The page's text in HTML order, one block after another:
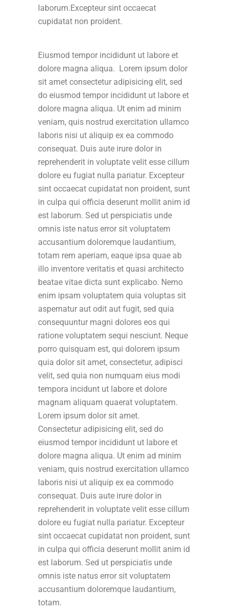
laborum.Excepteur sint occaecat
cupidatat non proident.
Eiusmod tempor incididunt ut labore et
dolore magna aliqua. Lorem ipsum dolor
sit amet consectetur adipisicing elit, sed
do eiusmod tempor incididunt ut labore et
dolore magna aliqua. Ut enim ad minim
veniam, quis nostrud exercitation ullamco
laboris nisi ut aliquip ex ea commodo
consequat. Duis aute irure dolor in
reprehenderit in voluptate velit esse cillum
dolore eu fugiat nulla pariatur. Excepteur
sint occaecat cupidatat non proident, sunt
in culpa qui officia deserunt mollit anim id
est laborum. Sed ut perspiciatis unde
omnis iste natus error sit voluptatem
accusantium doloremque laudantium,
totam rem aperiam, eaque ipsa quae ab
illo inventore veritatis et quasi architecto
beatae vitae dicta sunt explicabo. Nemo
enim ipsam voluptatem quia voluptas sit
aspernatur aut odit aut fugit, sed quia
consequuntur magni dolores eos qui
ratione voluptatem sequi nesciunt. Neque
porro quisquam est, qui dolorem ipsum
quia dolor sit amet, consectetur, adipisci
velit, sed quia non numquam eius modi
tempora incidunt ut labore et dolore
magnam aliquam quaerat voluptatem.
Lorem ipsum dolor sit amet.
Consectetur adipisicing elit, sed do
eiusmod tempor incididunt ut labore et
dolore magna aliqua. Ut enim ad minim
veniam, quis nostrud exercitation ullamco
laboris nisi ut aliquip ex ea commodo
consequat. Duis aute irure dolor in
reprehenderit in voluptate velit esse cillum
dolore eu fugiat nulla pariatur. Excepteur
sint occaecat cupidatat non proident, sunt
in culpa qui officia deserunt mollit anim id
est laborum. Sed ut perspiciatis unde
omnis iste natus error sit voluptatem
accusantium doloremque laudantium,
totam.